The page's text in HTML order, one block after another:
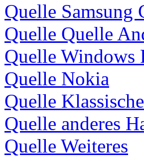
Quelle Samsung
Quelle Quelle
Quelle Windows
Quelle Nokia
Quelle
Quelle anderes
Quelle Weiteres